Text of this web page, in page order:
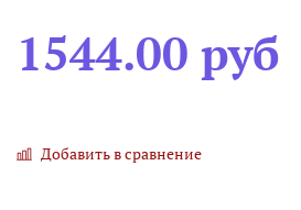
1544.00 руб
Добавить в сравнение